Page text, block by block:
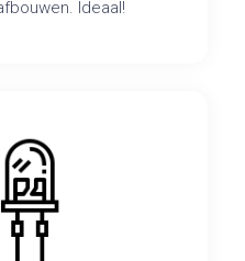
Ideaal!